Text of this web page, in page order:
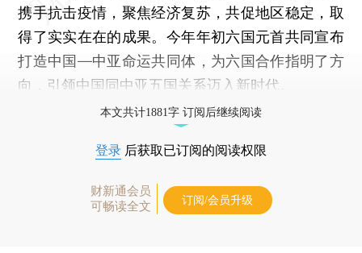
携手抗击疫情，聚焦经济复苏，共促地区稳定，取
得了实实在在的成果。今年年初六国元首共同宣布
打造中国—中亚命运共同体，为六国合作指明了方
向，引领中国同中亚五国关系迈入新时代。
本文共计1881字 订阅后继续阅读
登录 后获取已订阅的阅读权限
财新通会员
可畅读全文
订阅/会员升级